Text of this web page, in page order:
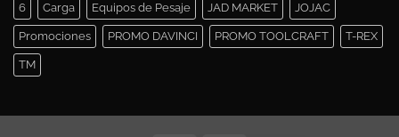
6 Carga Equipos de Pesaje JAD MARKET JOJAC
Promociones PROMO DAVINCI PROMO TOOLCRAFT T-REX
TM